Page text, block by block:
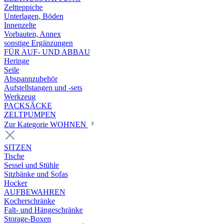
Zeltteppiche
Unterlagen, Böden
Innenzelte
Vorbauten, Annex
sonstige Ergänzungen
FÜR AUF- UND ABBAU
Heringe
Seile
Abspannzubehör
Aufstellstangen und -sets
Werkzeug
PACKSÄCKE
ZELTPUMPEN
Zur Kategorie WOHNEN
SITZEN
Tische
Sessel und Stühle
Sitzbänke und Sofas
Hocker
AUFBEWAHREN
Kocherschränke
Falt- und Hängeschränke
Storage-Boxen